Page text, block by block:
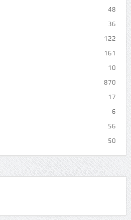
48
36
122
161
10
870
17
6
56
50